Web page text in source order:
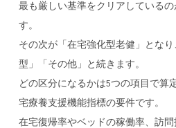
最も厳しい基準をクリアしている
す。
その次が「在宅強化型老健」とな
型」「その他」と続きます。
どの区分になるかは5つの項目で算
宅療養支援機能指標の要件です。
在宅復帰率やベッドの稼働率、訪